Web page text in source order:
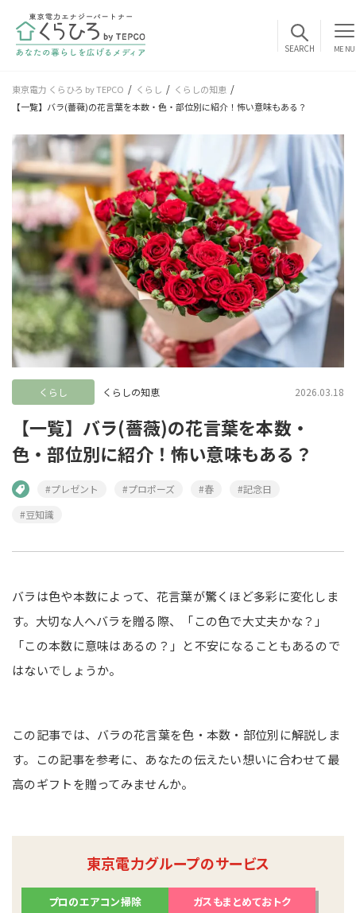
MENU
東京電力 くらひろ by TEPCO くらし
くらしの知恵
【一覧】バラ(薔薇)の花言葉を本数・色・部位別に紹介！怖い意味もある？
2026.03.18
くらし くらしの知恵
【一覧】バラ(薔薇)の花言葉を本数・
色・部位別に紹介！怖い意味もある？
#プレゼント #プロポーズ #春
#記念日
#豆知識
バラは色や本数によって、花言葉が驚くほど多彩に変化しま
す。大切な人へバラを贈る際、「この色で大丈夫かな？」
「この本数に意味はあるの？」と不安になることもあるので
はないでしょうか。
この記事では、バラの花言葉を色・本数・部位別に解説しま
す。この記事を参考に、あなたの伝えたい想いに合わせて最
高のギフトを贈ってみませんか。
東京電力グループのサービス
プロのエアコン掃除 ガスもまとめておトク